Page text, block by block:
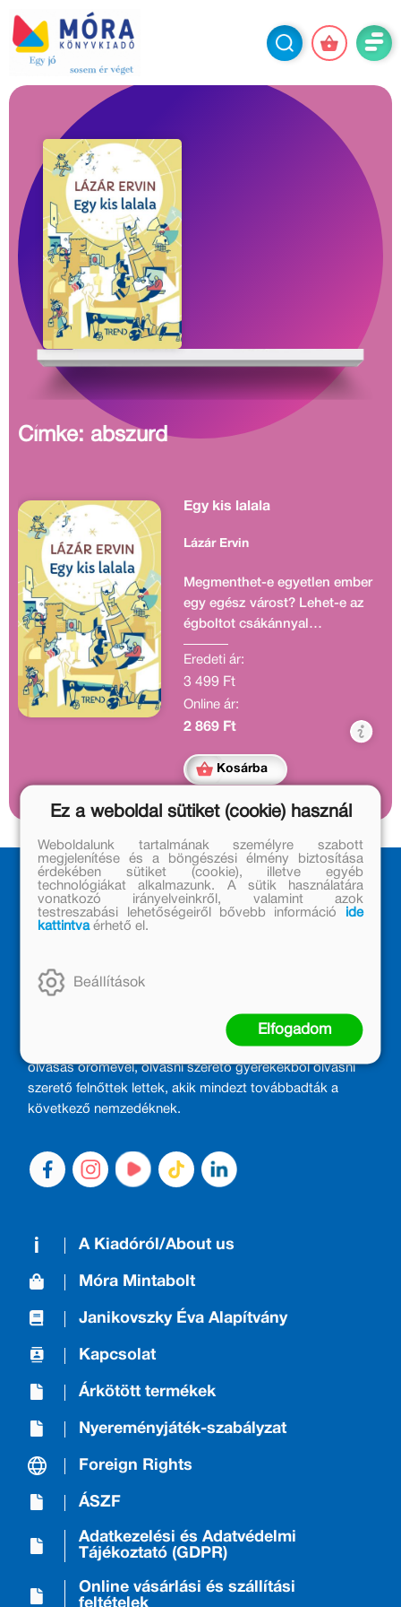
Címke: abszurd
Egy kis lalala
Lázár Ervin
Megmenthet-e egyetlen ember
egy egész várost? Lehet-e az
égboltot csákánnyal
ostromolni? Egy kis lalalával
elűzhető-e a boldogtalanság?
Lázár Ervinnek kiváló érzéke
volt az abszurd és a groteszk
ábrázolásmódhoz, amely
szóló, nemegyszer
fantasztikummal is keveredő
szövegeiben érhető tetten.
Eredeti ár:
3 499 Ft
Online ár:
2 869 Ft
Kosárba
MÓRA KÖNYVKIADÓ – 1950 ÓTA
Kiadónk generációkat ajándékozott és ajándékoz meg az
olvasás örömével, olvasni szerető gyerekekből olvasni
szerető felnőttek lettek, akik mindezt továbbadták a
következő nemzedéknek.
A Kiadóról/About us
Móra Mintabolt
Janikovszky Éva Alapítvány
Kapcsolat
Árkötött termékek
Nyereményjáték-szabályzat
Foreign Rights
ÁSZF
Adatkezelési és Adatvédelmi
Tájékoztató (GDPR)
Online vásárlási és szállítási
Ez a weboldal sütiket (cookie) használ
Weboldalunk tartalmának személyre szabott
megjelenítése és a böngészési élmény biztosítása
érdekében sütiket (cookie), illetve egyéb
technológiákat alkalmazunk. A sütik használatára
vonatkozó irányelveinkről, valamint azok
testreszabási lehetőségeiről bővebb információ
ide
kattintvaérhető el.
Beállítások
Elfogadom